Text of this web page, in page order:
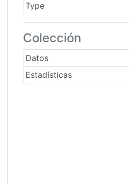
Type
Colección
Datos
Estadísticas